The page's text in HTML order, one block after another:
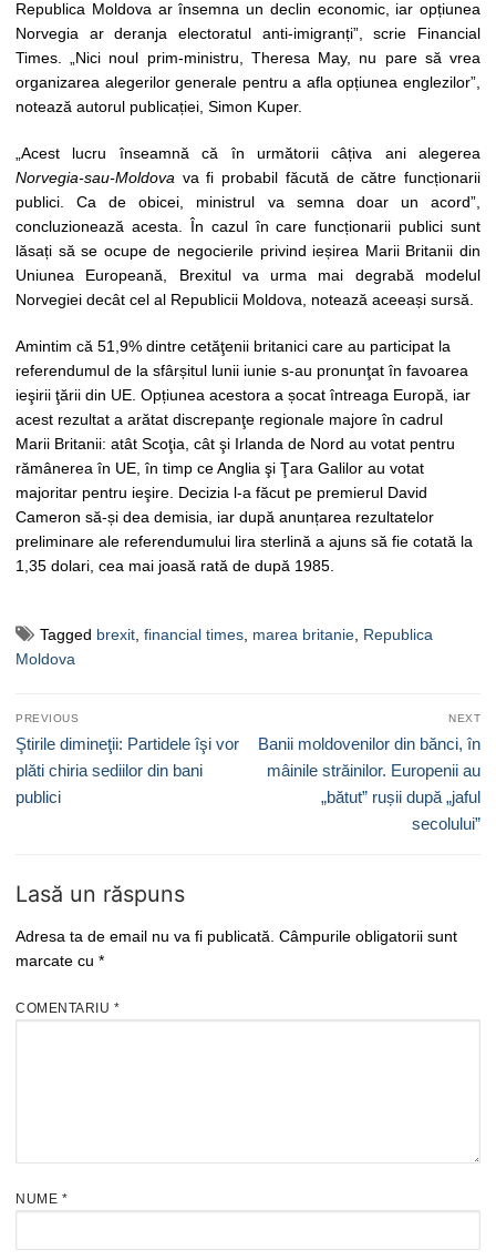
Republica Moldova ar însemna un declin economic, iar opțiunea
Norvegia ar deranja electoratul anti-imigranți”, scrie Financial
Times. „Nici noul prim-ministru, Theresa May, nu pare să vrea
organizarea alegerilor generale pentru a afla opțiunea englezilor”,
notează autorul publicației, Simon Kuper.
„Acest lucru înseamnă că în următorii câțiva ani alegerea
Norvegia-sau-Moldova va fi probabil făcută de către funcționarii
publici. Ca de obicei, ministrul va semna doar un acord”,
concluzionează acesta. În cazul în care funcționarii publici sunt
lăsați să se ocupe de negocierile privind ieșirea Marii Britanii din
Uniunea Europeană, Brexitul va urma mai degrabă modelul
Norvegiei decât cel al Republicii Moldova, notează aceeași sursă.
Amintim că 51,9% dintre cetăţenii britanici care au participat la
referendumul de la sfârșitul lunii iunie s-au pronunţat în favoarea
ieşirii ţării din UE. Opțiunea acestora a șocat întreaga Europă, iar
acest rezultat a arătat discrepanţe regionale majore în cadrul
Marii Britanii: atât Scoţia, cât şi Irlanda de Nord au votat pentru
rămânerea în UE, în timp ce Anglia şi Ţara Galilor au votat
majoritar pentru ieşire. Decizia l-a făcut pe premierul David
Cameron să-și dea demisia, iar după anunțarea rezultatelor
preliminare ale referendumului lira sterlină a ajuns să fie cotată la
1,35 dolari, cea mai joasă rată de după 1985.
Tagged brexit financial times marea britanie Republica
Moldova
Navigare
în
articole
PREVIOUS
Previous
post:
Ştirile dimineţii: Partidele îşi vor
plăti chiria sediilor din bani
publici
NEXT
Next
post:
Banii moldovenilor din bănci, în
mâinile străinilor. Europenii au
„bătut” rușii după „jaful
secolului”
Lasă un răspuns
Adresa ta de email nu va fi publicată. Câmpurile obligatorii sunt
marcate cu *
COMENTARIU *
NUME *